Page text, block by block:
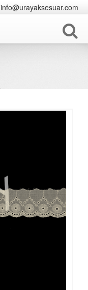
info@urayaksesuar.com